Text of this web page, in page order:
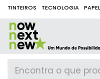
TINTEIROS TECNOLOGIA